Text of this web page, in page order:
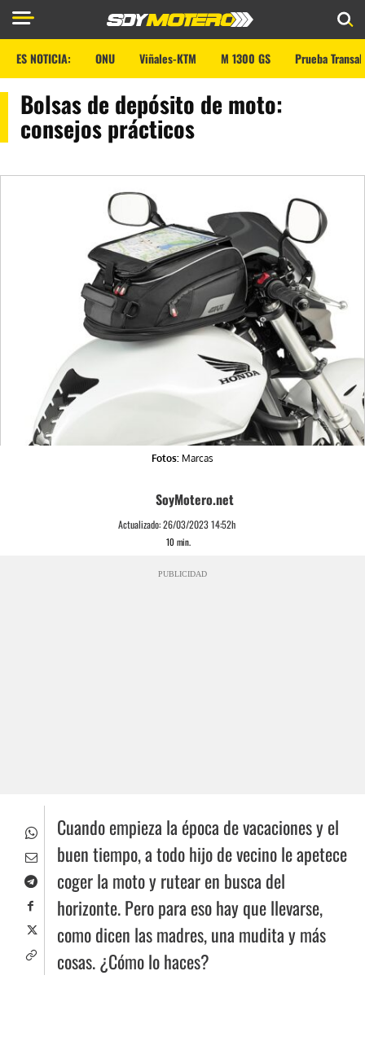
ES NOTICIA: ONU Viñales-KTM M 1300 GS Prueba
Bolsas de depósito de moto:
consejos prácticos
Fotos: Marcas
SoyMotero.net
Actualizado:26/03/2023 14:52h
10 min.
PUBLICIDAD
Cuando empieza la época de vacaciones y el
buen tiempo, a todo hijo de vecino le apetece
coger la moto y rutear en busca del
horizonte. Pero para eso hay que llevarse,
como dicen las madres, una mudita y más
cosas. ¿Cómo lo haces?